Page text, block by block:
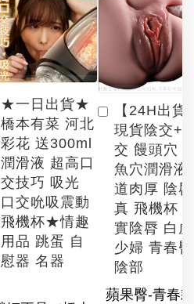
★一日出貨★
橋本有菜 河北
彩花 送300ml
潤滑液 超高口
交技巧 吸光
口交吮吸震動
飛機杯★情趣
用品 跳蛋 自
慰器 名器
【24H出貨
現貨陰交+
交 饅頭穴
魚穴潤滑液
道肉厚 陰
真 飛機杯
實陰脣 白
少婦 青春臀
陰部